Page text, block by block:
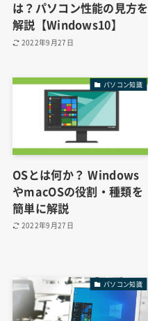
は？パソコン性能の見方を
解説【Windows10】
2022年9月27日
パソコン知識
OSとは何か？ Windows
やmacOSの役割・種類を
簡単に解説
2022年9月27日
パソコン知識